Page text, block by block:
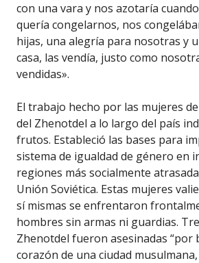
con una vara y nos azotaría
quería congelarnos, nos
hijas, una alegría para nosotras y
casa, las vendía, justo como
vendidas».
El trabajo hecho por las mujeres
del Zhenotdel a lo largo del país
frutos. Estableció las bases para
sistema de igualdad de género en
regiones más socialmente
Unión Soviética. Estas mujeres
sí mismas se enfrentaron
hombres sin armas ni guardias.
Zhenotdel fueron asesinadas “por
corazón de una ciudad